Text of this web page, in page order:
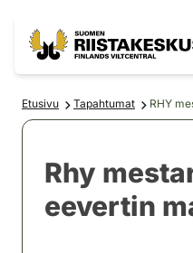
Etusivu Tapahtumat RHY
Rhy
eevertin